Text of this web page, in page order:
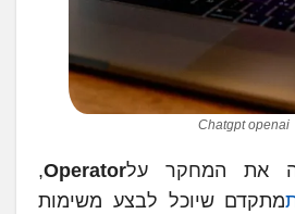
Chatgpt openai
את המחקר עלOperator
,
מתקדם שיוכל לבצע משימות